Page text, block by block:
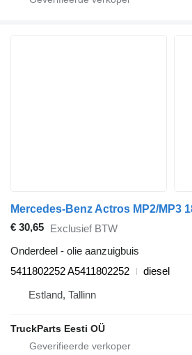
€ 30,65 Exclusief BTW
Onderdeel - olie aanzuigbuis
5411802252 A5411802252
diesel
Estland, Tallinn
TruckParts Eesti OÜ